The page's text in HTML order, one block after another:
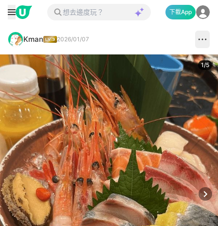
下載App
Kman 2026/01/07
1/5